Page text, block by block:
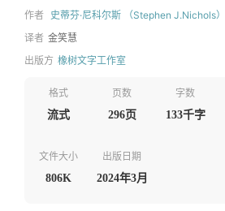
作者 史蒂芬·尼科尔斯 （Stephen J.Nichols）
译者 金笑慧
出版方 橡树文字工作室
格式
流式
页数
296页
字数
133千字
文件大小
806K
出版日期
2024年3月